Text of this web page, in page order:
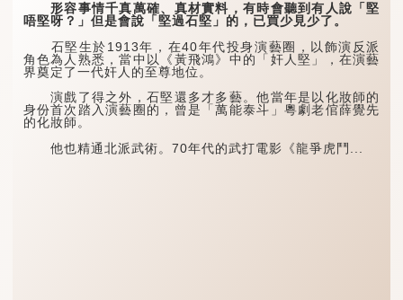
形容事情千真萬確、真材實料，有時會聽到有人說「堅
唔堅呀？」但是會說「堅過石堅」的，已買少見少了。
石堅生於1913年，在40年代投身演藝圈，以飾演反派
角色為人熟悉，當中以《黃飛鴻》中的「奸人堅」，在演藝
界奠定了一代奸人的至尊地位。
演戲了得之外，石堅還多才多藝。他當年是以化妝師的
身份首次踏入演藝圈的，曾是「萬能泰斗」粵劇老倌薛覺先
的化妝師。
他也精通北派武術。70年代的武打電影《龍爭虎鬥...